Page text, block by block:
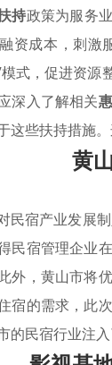
持政策为服务
资成本，刺激
模式，促进资
深入了解相关
这些扶持措施
黄
民宿产业发展
民宿管理企业
外，黄山市将
宿的需求，此
的民宿行业注